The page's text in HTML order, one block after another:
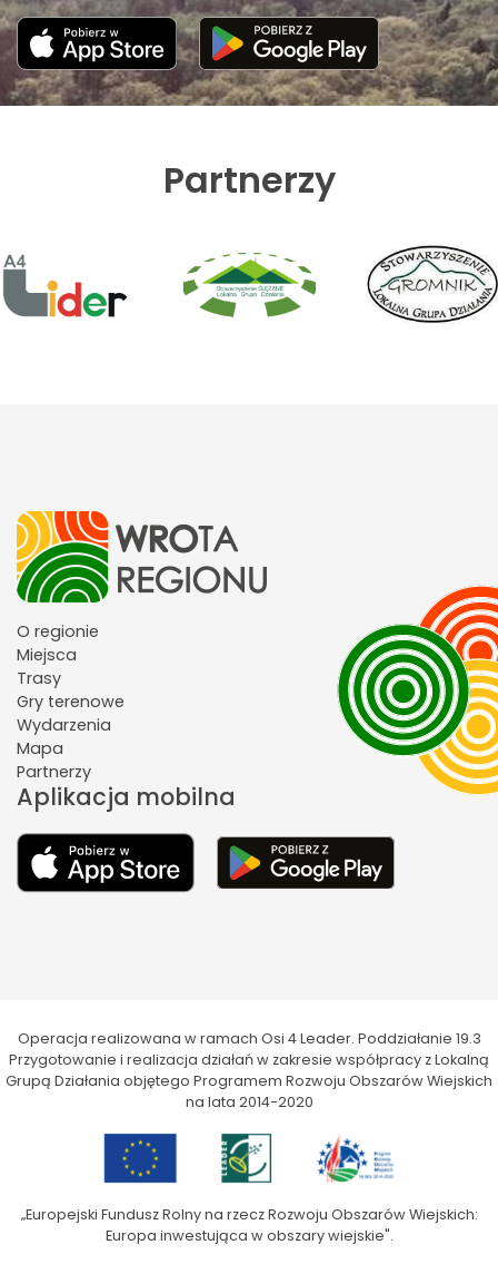
Partnerzy
O regionie
Miejsca
Trasy
Gry terenowe
Wydarzenia
Mapa
Partnerzy
Aplikacja mobilna
Operacja realizowana w ramach Osi 4 Leader. Poddziałanie 19.3
Przygotowanie i realizacja działań w zakresie współpracy z Lokalną
Grupą Działania objętego Programem Rozwoju Obszarów Wiejskich
na lata 2014-2020
„Europejski Fundusz Rolny na rzecz Rozwoju Obszarów Wiejskich:
Europa inwestująca w obszary wiejskie".